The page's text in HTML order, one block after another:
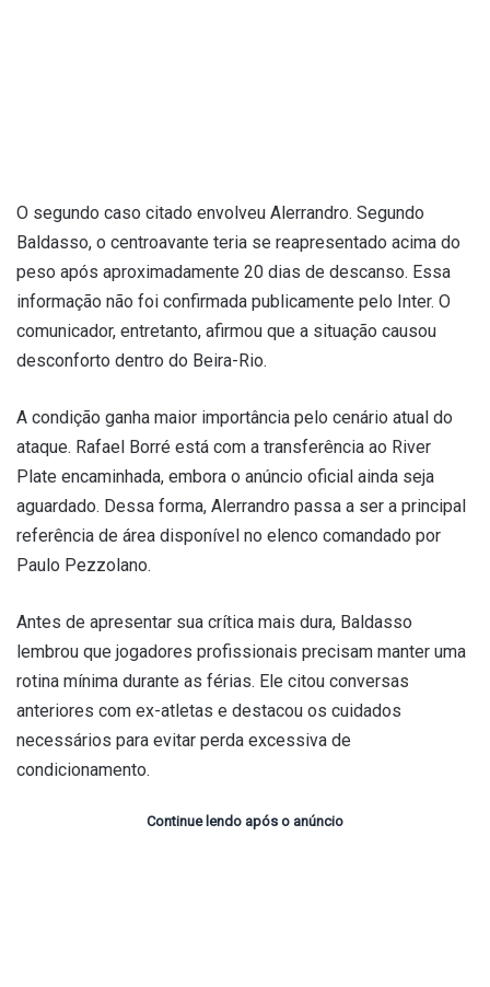
O segundo caso citado envolveu Alerrandro. Segundo
Baldasso, o centroavante teria se reapresentado acima do
peso após aproximadamente 20 dias de descanso. Essa
informação não foi confirmada publicamente pelo Inter. O
comunicador, entretanto, afirmou que a situação causou
desconforto dentro do Beira-Rio.
A condição ganha maior importância pelo cenário atual do
ataque. Rafael Borré está com a transferência ao River
Plate encaminhada, embora o anúncio oficial ainda seja
aguardado. Dessa forma, Alerrandro passa a ser a principal
referência de área disponível no elenco comandado por
Paulo Pezzolano.
Antes de apresentar sua crítica mais dura, Baldasso
lembrou que jogadores profissionais precisam manter uma
rotina mínima durante as férias. Ele citou conversas
anteriores com ex-atletas e destacou os cuidados
necessários para evitar perda excessiva de
condicionamento.
Continue lendo após o anúncio